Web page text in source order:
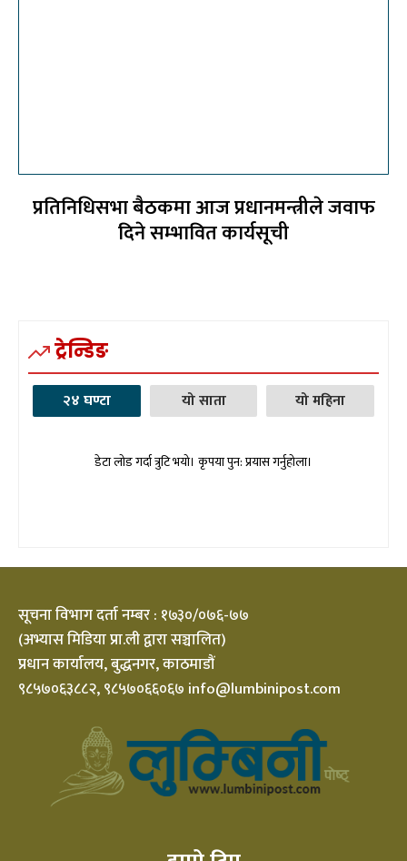
प्रतिनिधिसभा बैठकमा आज प्रधानमन्त्रीले जवाफ
दिने सम्भावित कार्यसूची
ट्रेन्डिङ
२४ घण्टा यो साता यो महिना
डेटा लोड गर्दा त्रुटि भयो। कृपया पुन: प्रयास गर्नुहोला।
सूचना विभाग दर्ता नम्बर : १७३०/०७६-७७
(अभ्यास मिडिया प्रा.ली द्वारा सञ्चालित)
प्रधान कार्यालय, बुद्धनगर, काठमाडौं
९८५७०६३८८२, ९८५७०६६०६७ info@lumbinipost.com